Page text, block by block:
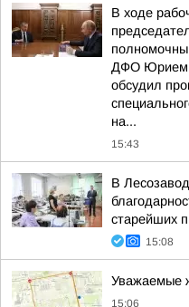
В ходе
ДФО Юрием
обсудил
на...
15:43
В
старейших
15:08
Уважаемые
15:06